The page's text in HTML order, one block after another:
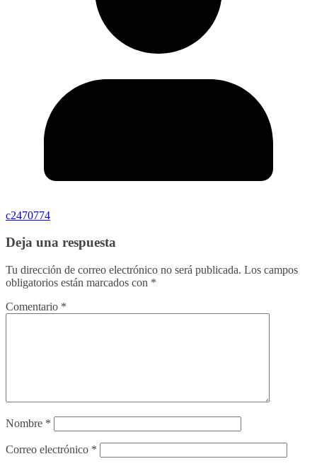
c2470774
Deja una respuesta
Tu dirección de correo electrónico no será publicada. Los campos
obligatorios están marcados con *
Comentario *
Nombre *
Correo electrónico *